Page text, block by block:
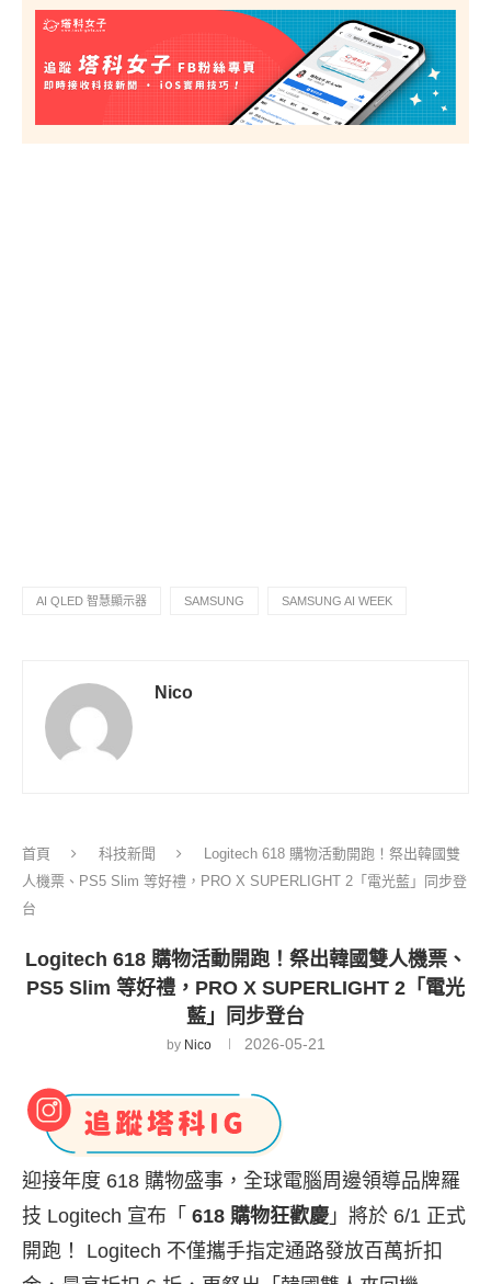
AI QLED 智慧顯示器 SAMSUNG SAMSUNG AI WEEK
Nico
首頁 科技新聞
Logitech 618 購物活動開跑！祭出韓國雙
人機票、PS5 Slim 等好禮，PRO X SUPERLIGHT 2「電光藍」同步登
台
Logitech 618 購物活動開跑！祭出韓國雙人機票、
PS5 Slim 等好禮，PRO X SUPERLIGHT 2「電光
藍」同步登台
by Nico 2026-05-21
迎接年度 618 購物盛事，全球電腦周邊領導品牌羅
技 Logitech 宣布「 618 購物狂歡慶 」將於 6/1 正式
開跑！ Logitech 不僅攜手指定通路發放百萬折扣